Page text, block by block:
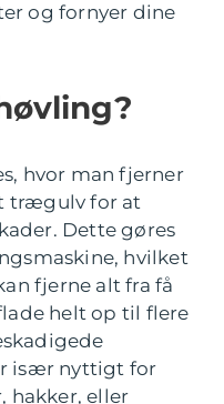
og fornyer dine
hvor man fjerner
trægulv for at
Dette gøres
hvilket
fjerne alt fra få
helt op til flere
især nyttigt for
hakker, eller